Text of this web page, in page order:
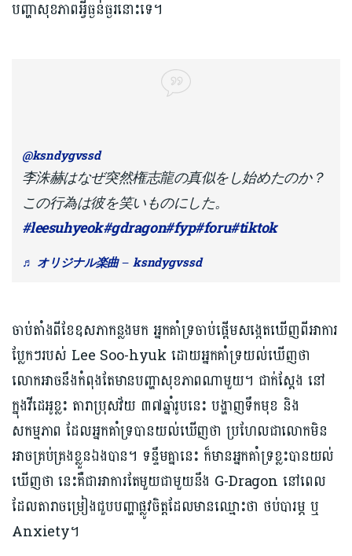
បញ្ហាសុខភាពអ្វីធ្ងន់ធ្ងរនោះទេ។
@ksndygvssd
李洙赫はなぜ突然権志龍の真似をし始めたのか？
この行為は彼を笑いものにした。
#leesuhyeok#gdragon#fyp#foru#tiktok
♬ オリジナル楽曲 – ksndygvssd
ចាប់តាំងពីខែឧសភាកន្លងមក អ្នកគាំទ្រចាប់ផ្ដើមសង្កេតឃើញពីអាការ
ប្លែកៗរបស់ Lee Soo-hyuk ដោយអ្នកគាំទ្រយល់ឃើញថា
លោកអាចនឹងកំពុងតែមានបញ្ហាសុខភាពណាមួយ។ ជាក់ស្ដែង នៅ
ក្នុងវីដេអូខ្លះ តារាប្រុសវ័យ ៣៧ឆ្នាំរូបនេះ បង្ហាញទឹកមុខ និង
សកម្មភាព ដែលអ្នកគាំទ្របានយល់ឃើញថា ប្រហែលជាលោកមិន
អាចគ្រប់គ្រងខ្លួនឯងបាន។ ទន្ទឹមគ្នានេះ ក៏មានអ្នកគាំទ្រខ្លះបានយល់
ឃើញថា នេះគឺជាអាការតែមួយជាមួយនឹង G-Dragon នៅពេល
ដែលតារាចម្រៀងជួបបញ្ហាផ្លូវចិត្តដែលមានឈ្មោះថា​ ថប់បារម្ភ ឬ
Anxiety។